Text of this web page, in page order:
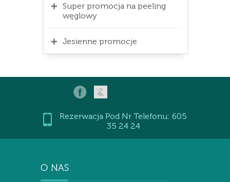
Super promocja na peeling
węglowy
Jesienne promocje
Rezerwacja Pod Nr Telefonu: 605
35 24 24